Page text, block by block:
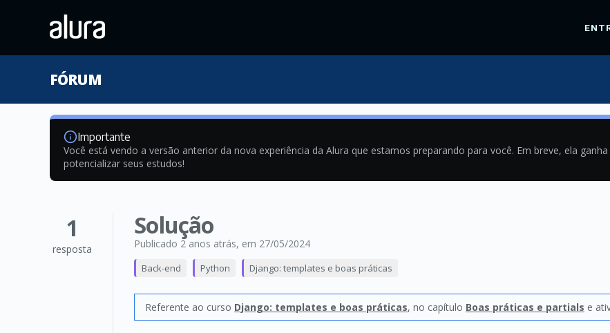
FÓRUM
Importante
Você está vendo a versão anterior da nova experiência da Alura que estamos preparando para você. Em breve, ela
potencializar seus estudos!
1
resposta
Solução
Publicado 2 anos atrás, em 27/05/2024
Back-end Python Django: templates e boas práticas
Referente ao curso Django: templates e boas práticas, no capítulo Boas práticas e partials e